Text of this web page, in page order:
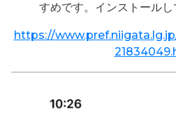
すめです。インストールし
https://